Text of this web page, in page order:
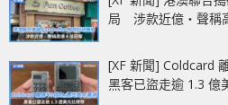
局 涉款近億‧聲稱
[XF 新聞] Coldcard
黑客已盜走逾 1.3 億